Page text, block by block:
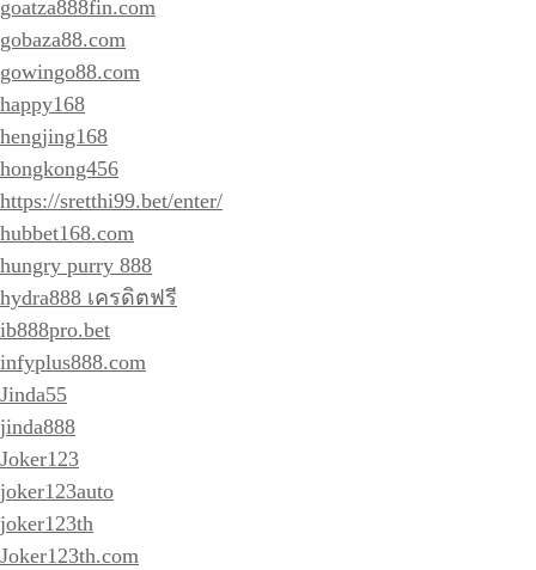
goatza888fin.com
gobaza88.com
gowingo88.com
happy168
hengjing168
hongkong456
https://sretthi99.bet/enter/
hubbet168.com
hungry purry 888
hydra888 เครดิตฟรี
ib888pro.bet
infyplus888.com
Jinda55
jinda888
Joker123
joker123auto
joker123th
Joker123th.com